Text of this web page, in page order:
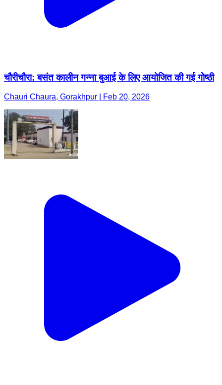
चौरीचौरा: बसंत कालीन गन्ना बुआई के लिए आयोजित की गई गोष्ठी
Chauri Chaura, Gorakhpur | Feb 20, 2026